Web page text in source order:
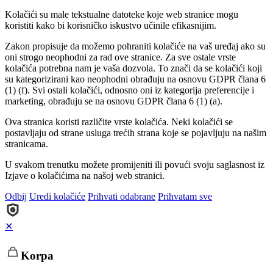
Kolačići su male tekstualne datoteke koje web stranice mogu
koristiti kako bi korisničko iskustvo učinile efikasnijim.
Zakon propisuje da možemo pohraniti kolačiće na vaš uređaj ako su
oni strogo neophodni za rad ove stranice. Za sve ostale vrste
kolačića potrebna nam je vaša dozvola. To znači da se kolačići koji
su kategorizirani kao neophodni obrađuju na osnovu GDPR člana 6
(1) (f). Svi ostali kolačići, odnosno oni iz kategorija preferencije i
marketing, obrađuju se na osnovu GDPR člana 6 (1) (a).
Ova stranica koristi različite vrste kolačića. Neki kolačići se
postavljaju od strane usluga trećih strana koje se pojavljuju na našim
stranicama.
U svakom trenutku možete promijeniti ili povući svoju saglasnost iz
Izjave o kolačićima na našoj web stranici.
Odbij Uredi kolačiće Prihvati odabrane Prihvatam sve
✕
Korpa